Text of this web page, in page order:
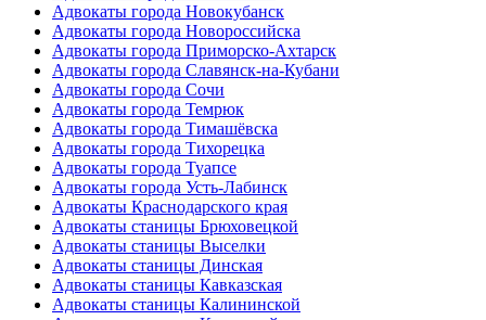
Адвокаты города Новокубанск
Адвокаты города Новороссийска
Адвокаты города Приморско-Ахтарск
Адвокаты города Славянск-на-Кубани
Адвокаты города Сочи
Адвокаты города Темрюк
Адвокаты города Тимашёвска
Адвокаты города Тихорецка
Адвокаты города Туапсе
Адвокаты города Усть-Лабинск
Адвокаты Краснодарского края
Адвокаты станицы Брюховецкой
Адвокаты станицы Выселки
Адвокаты станицы Динская
Адвокаты станицы Кавказская
Адвокаты станицы Калининской